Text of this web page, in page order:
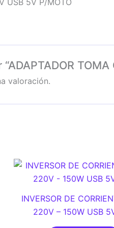
USB 5V P/MOTO
TOMA
valoración.
INVERSOR DE
220V – 150W USB